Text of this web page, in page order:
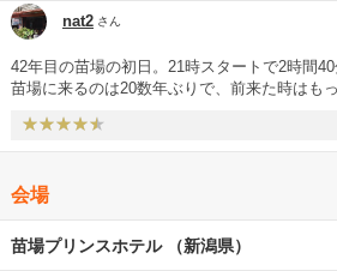
nat2 さん
42年目の苗場の初日。21時スタートで2時間40
苗場に来るのは20数年ぶりで、前来た時はも
てのせいか、あまり見かけませんでした。 いや、選曲、個人的に神
です。 Sign of the timeからNow is on、そし
り、やっぱり苗場はいいです。 あと、やけに
の曲が多かったな。5曲はやってたと思いま
ジョガーは、ちょいびっくりしましたが。 ユーミンがアンコールで
言ってた言葉。 無理に幸せって言わなくてい
会場
苗場プリンスホテル （新潟県）